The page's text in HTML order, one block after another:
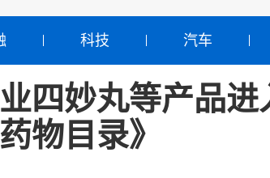
科技 汽车
四妙丸等产品进
物目录》